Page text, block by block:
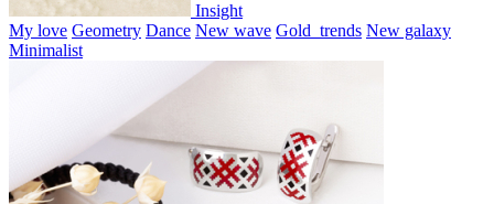
Insight
My love Geometry Dance New wave Gold_trends New galaxy
Minimalist